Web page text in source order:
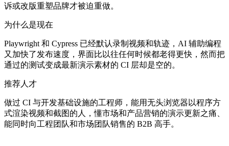
诉或改版重塑品牌才被迫重做。
为什么是现在
Playwright 和 Cypress 已经默认录制视频和轨迹，AI 辅助编程
又加快了发布速度，界面比以往任何时候都老得更快，然而把
通过的测试变成最新演示素材的 CI 层却是空的。
推荐人才
做过 CI 与开发基础设施的工程师，能用无头浏览器以程序方
式渲染视频和截图的人，懂市场和产品营销的演示更新之痛、
能同时向工程团队和市场团队销售的 B2B 高手。